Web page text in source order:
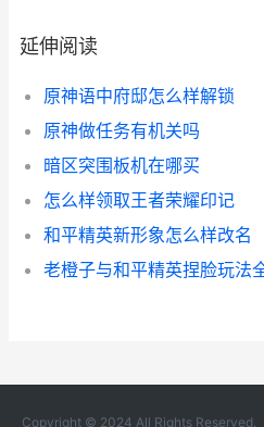
延伸阅读
原神语中府邸怎么样解锁
原神做任务有机关吗
暗区突围板机在哪买
怎么样领取王者荣耀印记
和平精英新形象怎么样改名
老橙子与和平精英捏脸玩法
Copyright © 2024 All Rights Reserved.